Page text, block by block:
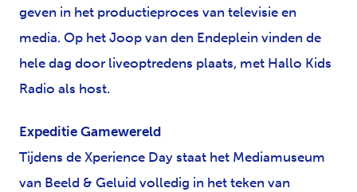
geven in het productieproces van televisie en
media. Op het Joop van den Endeplein vinden de
hele dag door liveoptredens plaats, met Hallo Kids
Radio als host.
Expeditie Gamewereld
Tijdens de Xperience Day staat het Mediamuseum
van Beeld & Geluid volledig in het teken van